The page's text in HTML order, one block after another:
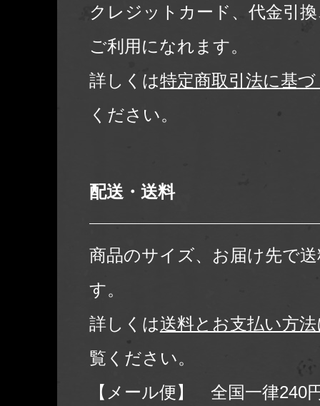
クレジットカード、代金引
ご利用になれます。
詳しくは特定商取引法に基
ください。
配送・送料
商品のサイズ、お届け先で
す。
詳しくは送料とお支払い方
覧ください。
【メール便】 全国一律240